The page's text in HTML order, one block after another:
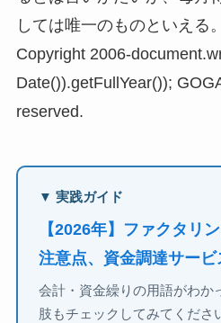
しては唯一のものといえる。
Copyright 2006-
Date()).getFullYear());
reserved.
▼ 実践ガイド
【2026年】ファクタリ
注意点、資金調達サー
会計・資金繰りの用語がわか
肢もチェックしてみてくださ